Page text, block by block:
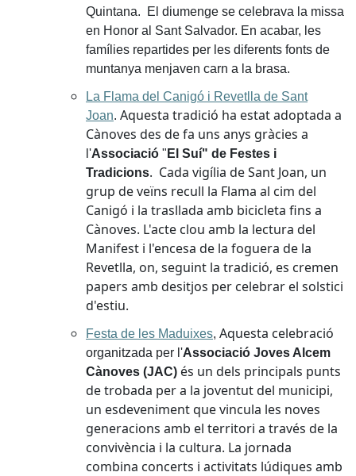
Quintana. El diumenge se celebrava la missa
en Honor al Sant Salvador. En acabar, les
famílies repartides per les diferents fonts de
muntanya menjaven carn a la brasa.
La Flama del Canigó i Revetlla de Sant
Joan. Aquesta tradició ha estat adoptada a
Cànoves des de fa uns anys gràcies a
l'Associació " El Suí" de Festes i
Tradicions. Cada vigília de Sant Joan, un
grup de veïns recull la Flama al cim del
Canigó i la trasllada amb bicicleta fins a
Cànoves. L'acte clou amb la lectura del
Manifest i l'encesa de la foguera de la
Revetlla, on, seguint la tradició, es cremen
papers amb desitjos per celebrar el solstici
d'estiu.
Festa de les Maduixes, Aquesta celebració
organitzada per l'Associació Joves Alcem
Cànoves (JAC) és un dels principals punts
de trobada per a la joventut del municipi,
un esdeveniment que vincula les noves
generacions amb el territori a través de la
convivència i la cultura. La jornada
combina concerts i activitats lúdiques amb